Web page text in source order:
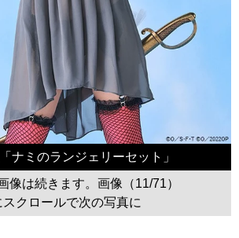
ナミのランジェリーセット」
像は続きます。画像（11/71）
スクロールで次の写真に